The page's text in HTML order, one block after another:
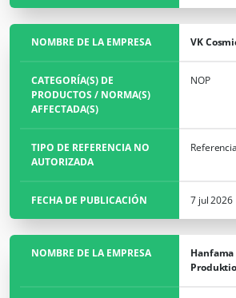
NOMBRE DE LA EMPRESA VK
CATEGORÍA(S) DE
PRODUCTOS / NORMA(S)
AFFECTADA(S)
NOP
TIPO DE REFERENCIA NO
AUTORIZADA
FECHA DE PUBLICACIÓN 7 jul 2026
NOMBRE DE LA EMPRESA